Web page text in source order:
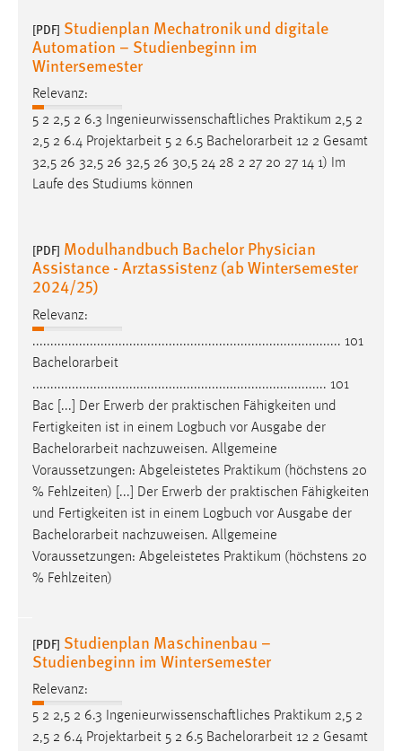
[PDF] Studienplan Mechatronik und digitale
Automation – Studienbeginn im
Wintersemester
Relevanz:
5 2 2,5 2 6.3 Ingenieurwissenschaftliches Praktikum 2,5 2
2,5 2 6.4 Projektarbeit 5 2 6.5 Bachelorarbeit 12 2 Gesamt
32,5 26 32,5 26 32,5 26 30,5 24 28 2 27 20 27 14 1) Im
Laufe des Studiums können
[PDF] Modulhandbuch Bachelor Physician
Assistance - Arztassistenz (ab Wintersemester
2024/25)
Relevanz:
...................................................................................... 101
Bachelorarbeit
.................................................................................. 101
Bac [...] Der Erwerb der praktischen Fähigkeiten und
Fertigkeiten ist in einem Logbuch vor Ausgabe der
Bachelorarbeit nachzuweisen. Allgemeine
Voraussetzungen: Abgeleistetes Praktikum (höchstens 20
% Fehlzeiten) [...] Der Erwerb der praktischen Fähigkeiten
und Fertigkeiten ist in einem Logbuch vor Ausgabe der
Bachelorarbeit nachzuweisen. Allgemeine
Voraussetzungen: Abgeleistetes Praktikum (höchstens 20
% Fehlzeiten)
[PDF] Studienplan Maschinenbau –
Studienbeginn im Wintersemester
Relevanz:
5 2 2,5 2 6.3 Ingenieurwissenschaftliches Praktikum 2,5 2
2,5 2 6.4 Projektarbeit 5 2 6.5 Bachelorarbeit 12 2 Gesamt